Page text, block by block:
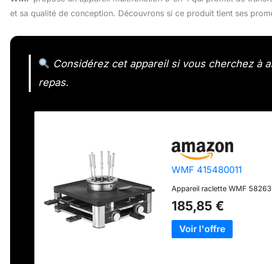
et sa qualité de conception. Découvrons si ce produit tient ses
Considérez cet appareil si vous cherchez à
repas.
WMF 415480011
Appareil raclette WMF
185,85 €